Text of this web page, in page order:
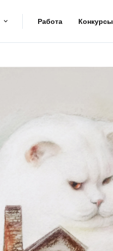
Работа Конкурсы